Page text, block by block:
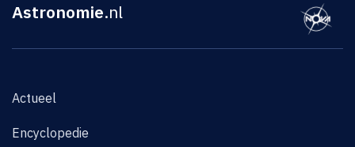
Astronomie.nl
Actueel
Encyclopedie